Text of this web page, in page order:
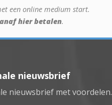
een online medium start.
hier betalen.
nieuwsbrief
nieuwsbrief met voordelen.